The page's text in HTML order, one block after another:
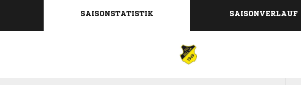
SAISONSTATISTIK SAISONVERLAUF